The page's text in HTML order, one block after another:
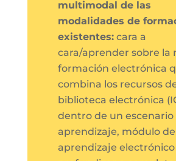
multimodal de las
modalidades de
existentes:cara a
cara/aprender sobre la
formación electrónica
combina los recursos
biblioteca electrónica
dentro de un escenario
aprendizaje, módulo de
aprendizaje electrónico